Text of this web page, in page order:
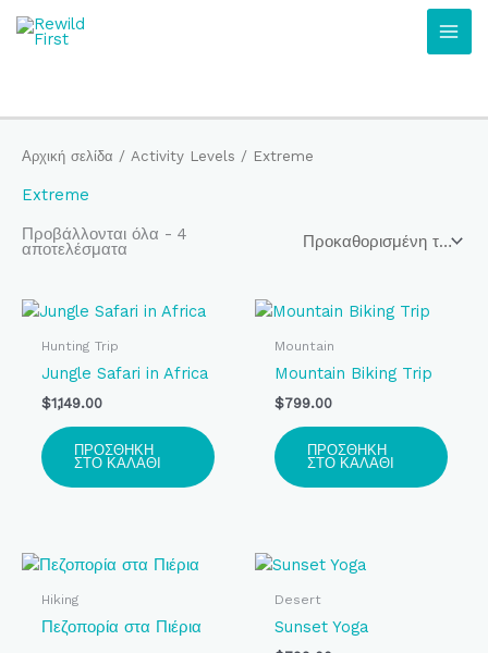
στο
Αρχική σελίδα / Activity Levels / Extreme
Extreme
Προβάλλονται όλα - 4
αποτελέσματα
Hunting Trip
Jungle Safari in Africa
$1,149.00
ΠΡΟΣΘΉΚΗ
ΣΤΟ ΚΑΛΆΘΙ
Mountain
Mountain Biking Trip
$799.00
ΠΡΟΣΘΉΚΗ
ΣΤΟ ΚΑΛΆΘΙ
Hiking
Πεζοπορία στα Πιέρια
Desert
Sunset Yoga